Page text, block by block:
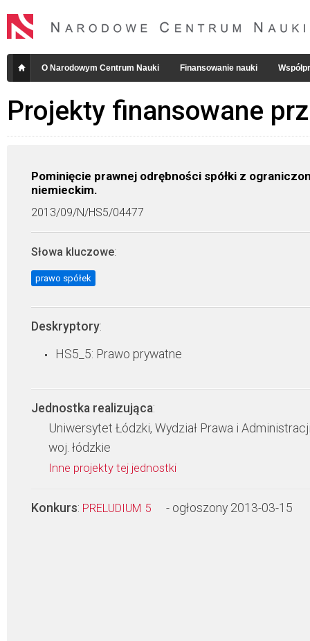
O Narodowym Centrum Nauki Finansowanie nauki
Projekty finansowane
Pominięcie prawnej odrębności spółki z
niemieckim.
2013/09/N/HS5/04477
Słowa kluczowe:
prawo spółek
Deskryptory:
HS5_5: Prawo prywatne
Jednostka realizująca:
Uniwersytet Łódzki, Wydział Prawa i
woj. łódzkie
Inne projekty tej jednostki
Konkurs: PRELUDIUM 5 - ogłoszony 2013-03-15